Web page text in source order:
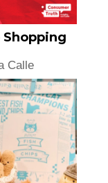
Shopping